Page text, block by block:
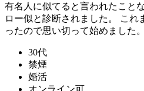
有名人に似てると言われたこと
ロー似と診断されました。 これ
ったので思い切って始めました。
30代
禁煙
婚活